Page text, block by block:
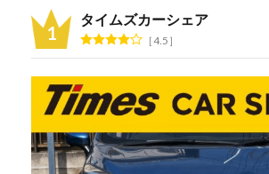
タイムズカーシェア
4.5